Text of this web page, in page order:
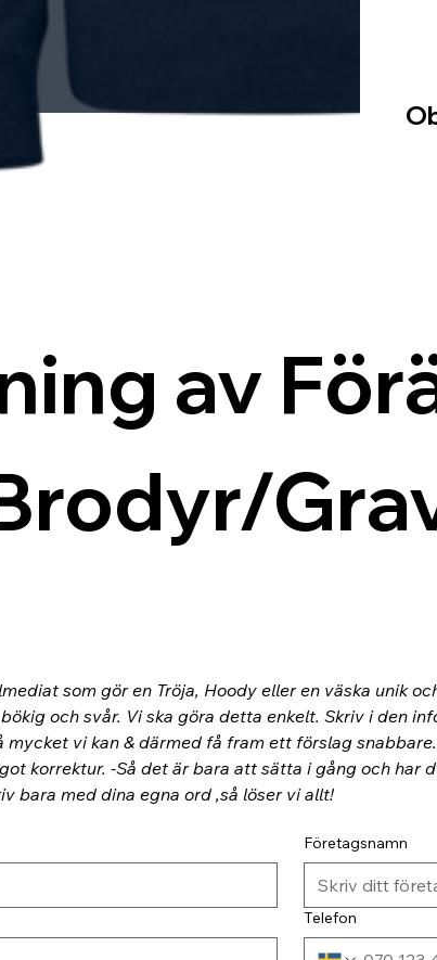
av
som gör en Tröja, Hoody eller en väska unik
och svår. Vi ska göra detta enkelt. Skriv i den
mycket vi kan & därmed få fram ett förslag
korrektur. -Så det är bara att sätta i gång och har
bara med dina egna ord ,så löser vi allt!
Företagsnamn
Telefon